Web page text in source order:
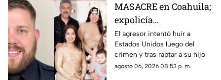
MASACRE en Coahuila;
expolicía
estadounidense atacó a
la familia de su
expareja mexicana
luego de que le
El agresor intentó huir a
Estados Unidos luego del
crimen y tras raptar a su hijo
agosto 06, 2026 08:53 p. m.